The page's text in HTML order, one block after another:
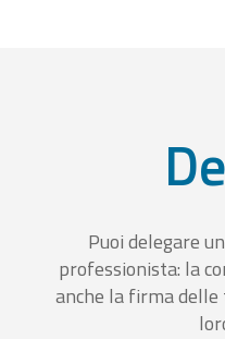
Puoi delegare
professionista: la
anche la firma